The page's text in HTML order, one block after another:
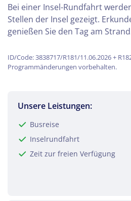
Bei einer Insel-Rundfahrt
Stellen der Insel gezeigt.
genießen Sie den Tag am
ID/Code: 3838717/R181/11.06.2026 +
Programmänderungen vorbehalten.
Unsere Leistungen:
Busreise
Inselrundfahrt
Zeit zur freien Verfügung